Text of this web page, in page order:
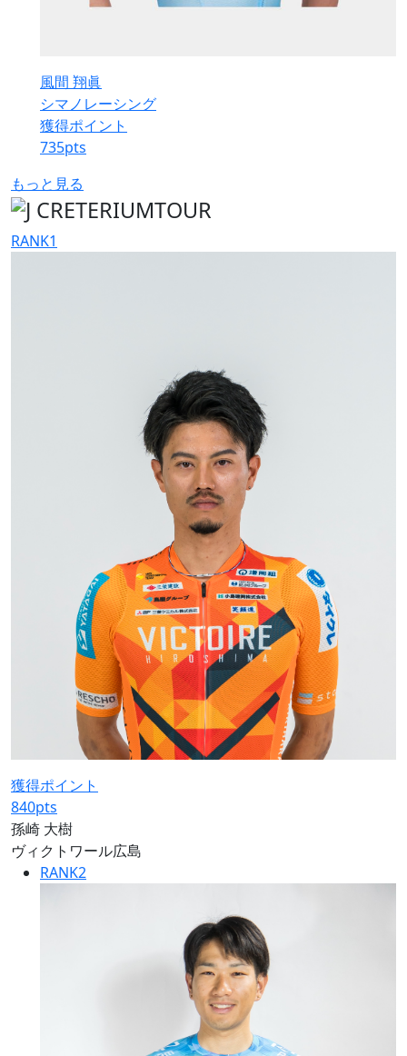
風間 翔眞
シマノレーシング
獲得ポイント
735pts
もっと見る
RANK1
獲得ポイント
840pts
孫崎 大樹
ヴィクトワール広島
RANK2